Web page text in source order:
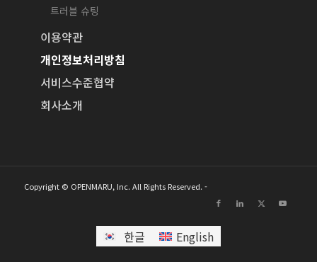
트러블 슈팅
이용약관
개인정보처리방침
서비스수준협약
회사소개
Copyright © OPENMARU, Inc. All Rights Reserved. -
한글 English